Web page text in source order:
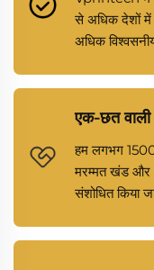
से अधिक देशों में
अधिक
एक-छत वाली
हम लगभग
मरम्मत खंड और
संशोधित किया